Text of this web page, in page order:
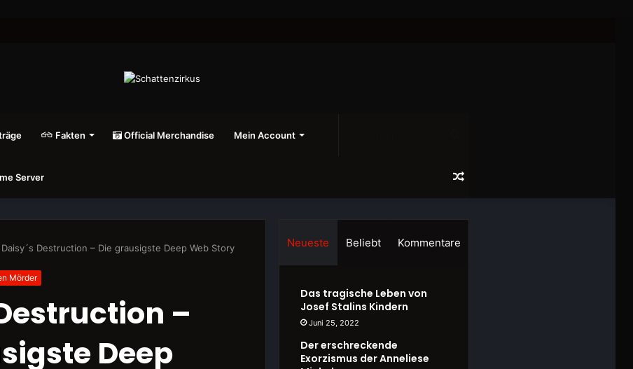
Fakten Official Merchandise Mein Account
Server nach...
Zufälliger
Artikel
Daisy´s Destruction – Die grausigste Deep Web Story
Mörder
–
Deep
Neueste Beliebt Kommentare
Das tragische Leben von
Josef Stalins Kindern
Juni 25, 2022
Der erschreckende
Exorzismus der Anneliese